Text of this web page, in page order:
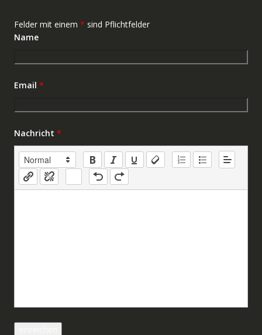
Felder mit einem * sind Pflichtfelder
Name
Email *
Nachricht *